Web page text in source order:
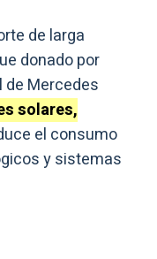
de larga
donado por
Mercedes
solares,
el consumo
y sistemas